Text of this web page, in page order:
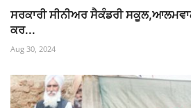
ਸਰਕਾਰੀ ਸੀਨੀਅਰ ਸੈਕੰਡਰੀ
ਕਰ...
Aug 30, 2024